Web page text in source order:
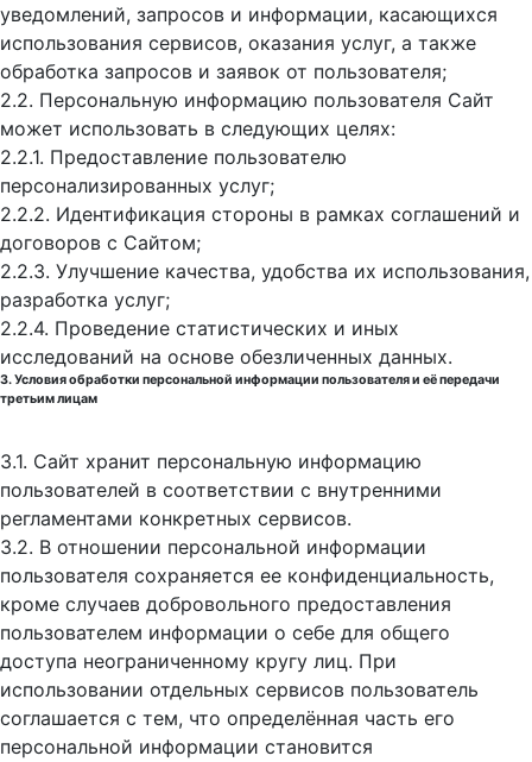
уведомлений, запросов и информации, касающихся
использования сервисов, оказания услуг, а также
обработка запросов и заявок от пользователя;
2.2. Персональную информацию пользователя Сайт
может использовать в следующих целях:
2.2.1. Предоставление пользователю
персонализированных услуг;
2.2.2. Идентификация стороны в рамках соглашений и
договоров с Сайтом;
2.2.3. Улучшение качества, удобства их использования,
разработка услуг;
2.2.4. Проведение статистических и иных
исследований на основе обезличенных данных.
3. Условия обработки персональной информации пользователя и её передачи
третьим лицам
3.1. Сайт хранит персональную информацию
пользователей в соответствии с внутренними
регламентами конкретных сервисов.
3.2. В отношении персональной информации
пользователя сохраняется ее конфиденциальность,
кроме случаев добровольного предоставления
пользователем информации о себе для общего
доступа неограниченному кругу лиц. При
использовании отдельных сервисов пользователь
соглашается с тем, что определённая часть его
персональной информации становится